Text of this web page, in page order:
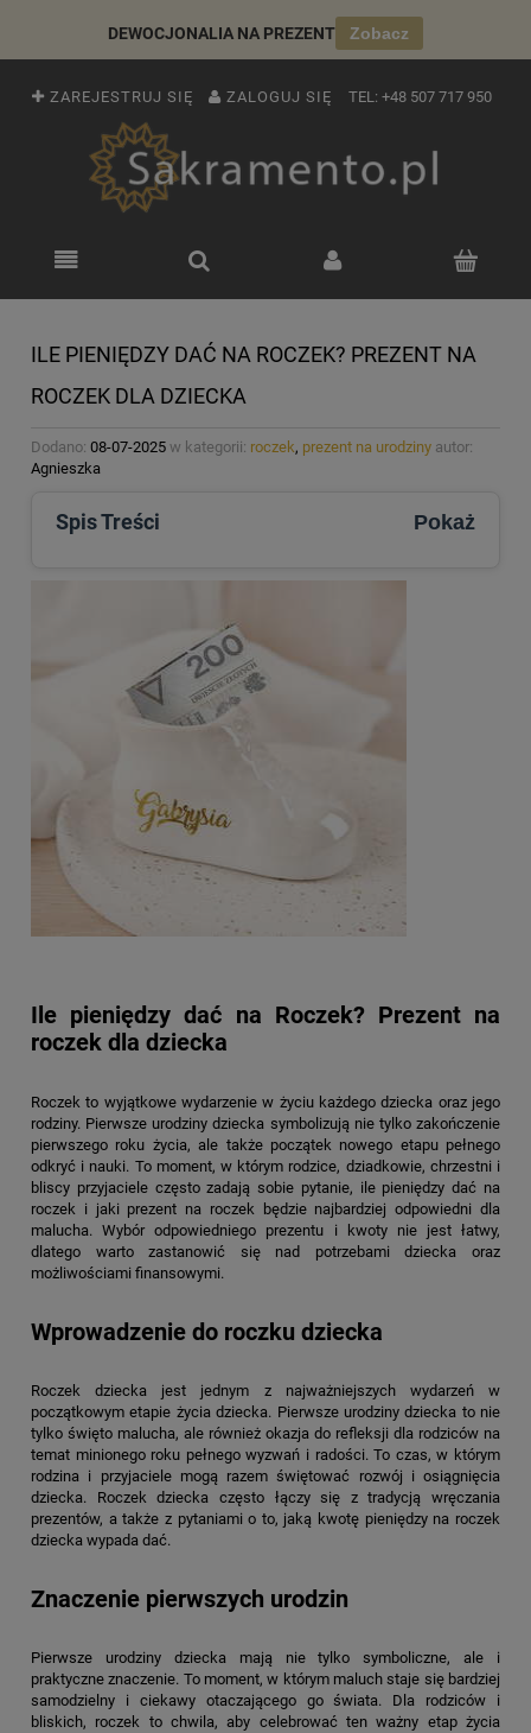
DEWOCJONALIA NA PREZENT Zobacz
ZAREJESTRUJ SIĘ ZALOGUJ SIĘ TEL: +48 507 717 950
ILE PIENIĘDZY DAĆ NA ROCZEK? PREZENT NA
ROCZEK DLA DZIECKA
Dodano: 08-07-2025 w kategorii: roczek, prezent na urodziny autor:
Agnieszka
Spis Treści Pokaż
Ile pieniędzy dać na Roczek? Prezent na
roczek dla dziecka
Roczek to wyjątkowe wydarzenie w życiu każdego dziecka oraz jego
rodziny. Pierwsze urodziny dziecka symbolizują nie tylko zakończenie
pierwszego roku życia, ale także początek nowego etapu pełnego
odkryć i nauki. To moment, w którym rodzice, dziadkowie, chrzestni i
bliscy przyjaciele często zadają sobie pytanie, ile pieniędzy dać na
roczek i jaki prezent na roczek będzie najbardziej odpowiedni dla
malucha. Wybór odpowiedniego prezentu i kwoty nie jest łatwy,
dlatego warto zastanowić się nad potrzebami dziecka oraz
możliwościami finansowymi.
Wprowadzenie do roczku dziecka
Roczek dziecka jest jednym z najważniejszych wydarzeń w
początkowym etapie życia dziecka. Pierwsze urodziny dziecka to nie
tylko święto malucha, ale również okazja do refleksji dla rodziców na
temat minionego roku pełnego wyzwań i radości. To czas, w którym
rodzina i przyjaciele mogą razem świętować rozwój i osiągnięcia
dziecka. Roczek dziecka często łączy się z tradycją wręczania
prezentów, a także z pytaniami o to, jaką kwotę pieniędzy na roczek
dziecka wypada dać.
Znaczenie pierwszych urodzin
Pierwsze urodziny dziecka mają nie tylko symboliczne, ale i
praktyczne znaczenie. To moment, w którym maluch staje się bardziej
samodzielny i ciekawy otaczającego go świata. Dla rodziców i
bliskich, roczek to chwila, aby celebrować ten ważny etap życia